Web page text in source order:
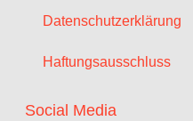
Datenschutzerklärung
Haftungsausschluss
Social Media